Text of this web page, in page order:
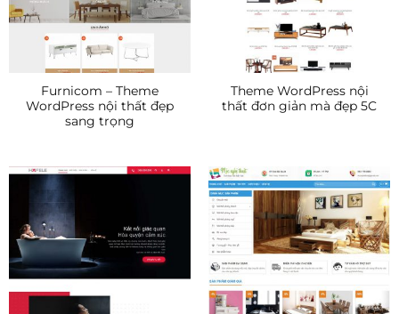
Furnicom – Theme
WordPress nội thất đẹp
sang trọng
Theme WordPress nội
thất đơn giản mà đẹp 5C